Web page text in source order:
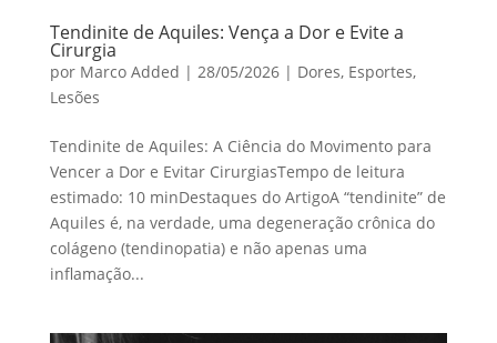
Tendinite de Aquiles: Vença a Dor e Evite a
Cirurgia
por Marco Added | 28/05/2026| Dores, Esportes,
Lesões
Tendinite de Aquiles: A Ciência do Movimento para
Vencer a Dor e Evitar CirurgiasTempo de leitura
estimado: 10 minDestaques do ArtigoA “tendinite” de
Aquiles é, na verdade, uma degeneração crônica do
colágeno (tendinopatia) e não apenas uma
inflamação...